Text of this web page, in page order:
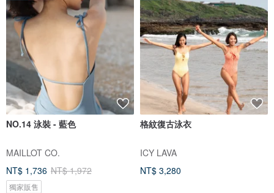
NO.14 泳裝 - 藍色
MAILLOT CO.
NT$ 1,736 NT$ 1,972
獨家販售
格紋復古泳衣
ICY LAVA
NT$ 3,280